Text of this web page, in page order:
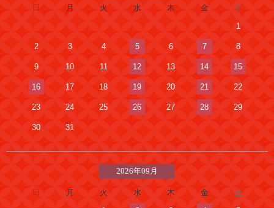
日 月 火 水 木 金
土
1
2 3 4 5 6 7 8
9 10 11 12 13 14 15
16 17 18 19 20 21 22
23 24 25 26 27 28 29
30 31
2026年09月
日 月 火 水 木 金
土